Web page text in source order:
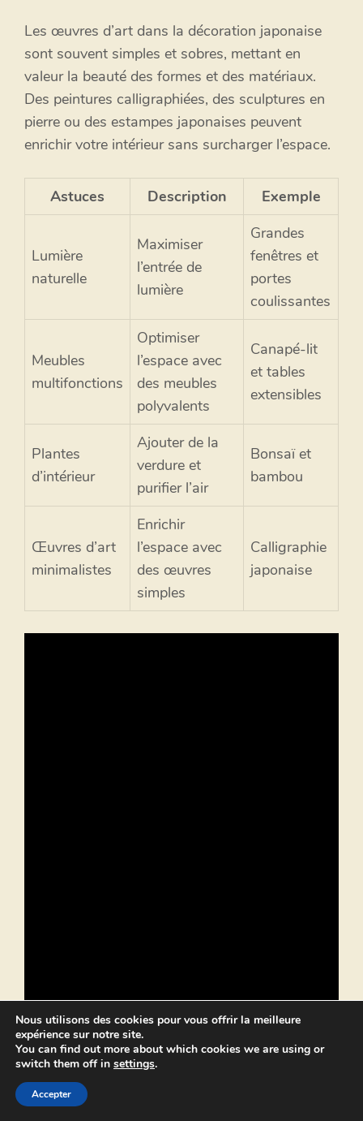
Les œuvres d’art dans la décoration japonaise
sont souvent simples et sobres, mettant en
valeur la beauté des formes et des matériaux.
Des peintures calligraphiées, des sculptures en
pierre ou des estampes japonaises peuvent
enrichir votre intérieur sans surcharger l’espace.
Astuces Description Exemple
Lumière
naturelle
Maximiser
l’entrée de
lumière
Grandes
fenêtres et
portes
coulissantes
Meubles
multifonctions
Optimiser
l’espace avec
des meubles
polyvalents
Canapé-lit
et tables
extensibles
Plantes
d’intérieur
Ajouter de la
verdure et
purifier l’air
Bonsaï et
bambou
Œuvres d’art
minimalistes
Enrichir
l’espace avec
des œuvres
simples
Calligraphie
japonaise
Nous utilisons des cookies pour vous offrir la meilleure
expérience sur notre site.
You can find out more about which cookies we are using or
switch them off in settings.
Accepter